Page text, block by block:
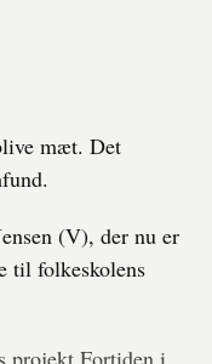
mæt. Det
(V), der nu er
til folkeskolens
projekt Fortiden i